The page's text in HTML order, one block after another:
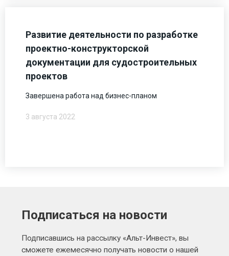
Развитие деятельности по разработке
проектно-конструкторской
документации для судостроительных
проектов
Завершена работа над бизнес-планом
3 августа 2022
Подписаться на новости
Подписавшись на рассылку «Альт-Инвест», вы
сможете ежемесячно получать новости о нашей